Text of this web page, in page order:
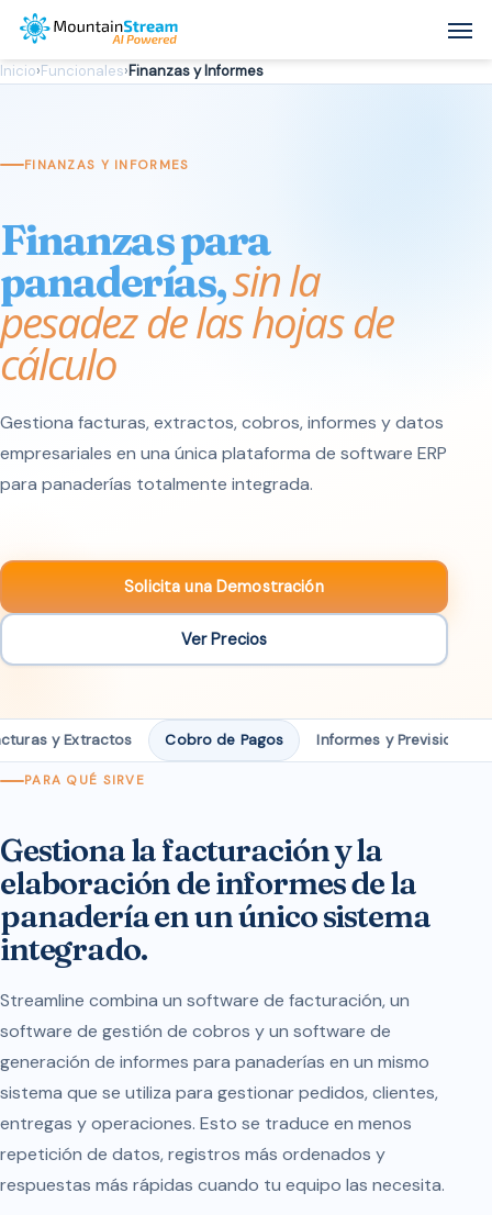
Skip
main
Inicio›Funcionales›Finanzas y Informes
FINANZAS Y INFORMES
Finanzas para
panaderías,sin la
pesadez de las hojas de
cálculo
Gestiona facturas, extractos, cobros, informes y datos
empresariales en una única plataforma de software ERP
para panaderías totalmente integrada.
Solicita una Demostración
Ver Precios
y Extractos Cobro de Pagos Informes y Previsiones
PARA QUÉ SIRVE
Gestiona la facturación y la
elaboración de informes de la
panadería en un único sistema
integrado.
Streamline combina un software de facturación, un
software de gestión de cobros y un software de
generación de informes para panaderías en un mismo
sistema que se utiliza para gestionar pedidos, clientes,
entregas y operaciones. Esto se traduce en menos
repetición de datos, registros más ordenados y
respuestas más rápidas cuando tu equipo las necesita.